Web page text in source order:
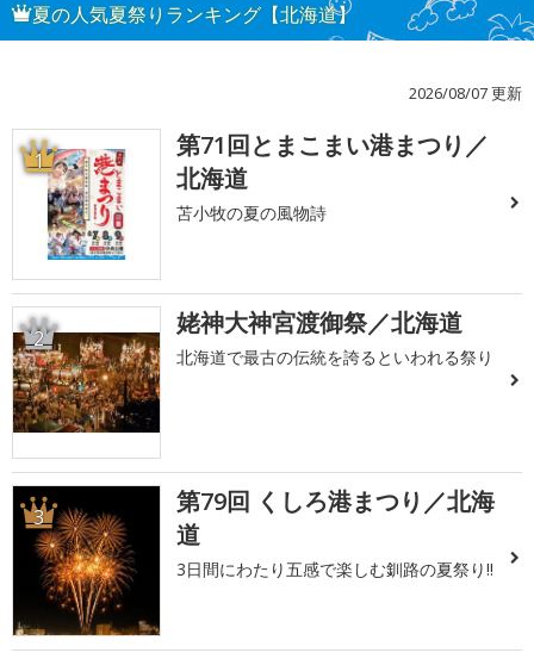
夏の人気夏祭りランキング【北海道】
2026/08/07 更新
1
第71回とまこまい港まつり／
北海道
苫小牧の夏の風物詩
2 姥神大神宮渡御祭／北海道
北海道で最古の伝統を誇るといわれる祭り
3
第79回 くしろ港まつり／北海
道
3日間にわたり五感で楽しむ釧路の夏祭り!!